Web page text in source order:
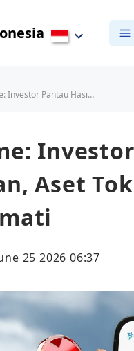
/ Bittime: Investor Pantau Hasil Negosiasi AS-Iran, Aset Tokenized Saham AS Dapat Dicermati
Aset
25 2026 06:37